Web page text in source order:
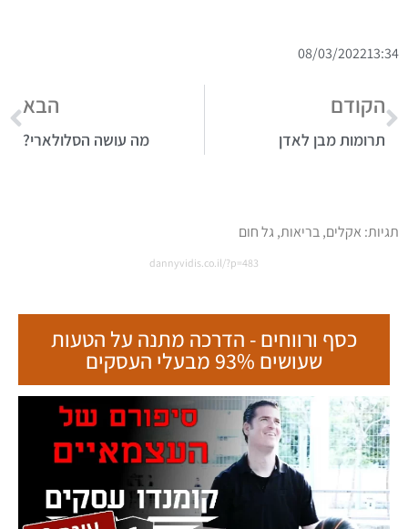
13:34
08/03/2022
הקודם
תרומות מבן לאדן
הבא
מה עושה הסלולארי?
תגיות: אקלים,בריאות, גל חום
dannyvidis.co.il/?p=483
כסף ורווחים - הדרכה מתנה על הטעות
שעושים 93% מבעלי העסקים